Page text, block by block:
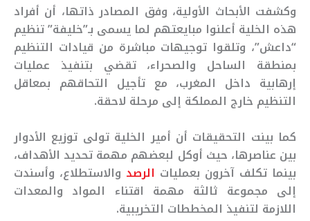
وكشفت الأبحاث الأولية، وفق المصادر ذاتها، أن أفراد
هذه الخلية أعلنوا مبايعتهم لما يسمى بـ”خليفة” تنظيم
“داعش”، وتلقوا توجيهات مباشرة من قيادات التنظيم
بمنطقة الساحل والصحراء، تقضي بتنفيذ عمليات
إرهابية داخل المغرب، مع تأجيل التحاقهم بمعاقل
التنظيم خارج المملكة إلى مرحلة لاحقة.
كما بينت التحقيقات أن أمير الخلية تولى توزيع الأدوار
بين عناصرها، حيث أوكل لبعضهم مهمة تحديد الأهداف،
بينما تكلف آخرون بعمليات الرصد والاستطلاع، وأسندت
إلى مجموعة ثالثة مهمة اقتناء المواد والمعدات
اللازمة لتنفيذ المخططات التخريبية.